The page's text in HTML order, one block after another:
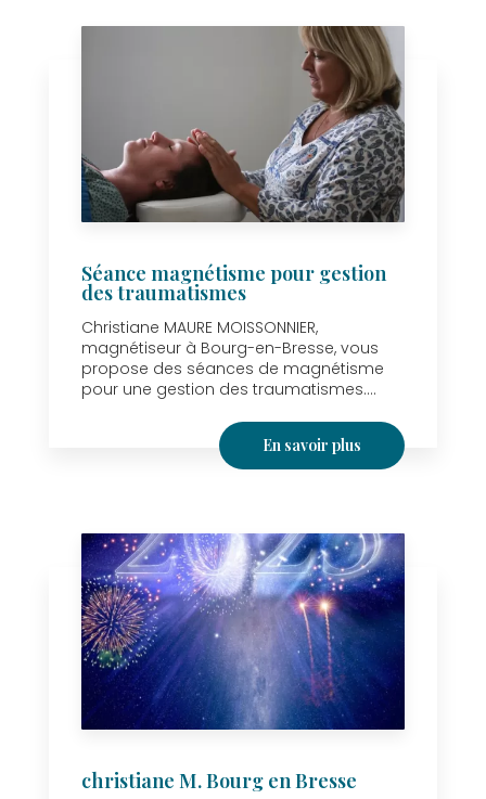
Séance magnétisme pour gestion
des traumatismes
Christiane MAURE MOISSONNIER,
magnétiseur à Bourg-en-Bresse, vous
propose des séances de magnétisme
pour une gestion des traumatismes....
En savoir plus
christiane M. Bourg en Bresse